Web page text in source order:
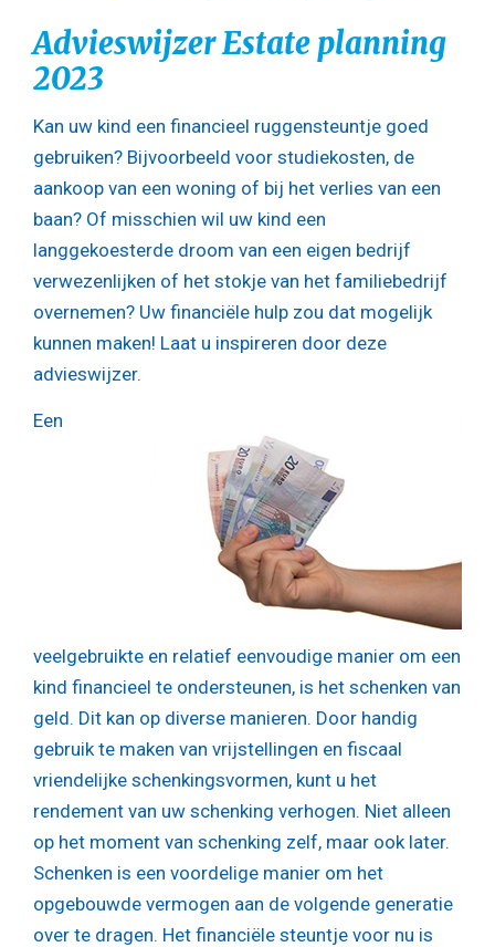
Advieswijzer Estate planning
2023
Kan uw kind een financieel ruggensteuntje goed
gebruiken? Bijvoorbeeld voor studiekosten, de
aankoop van een woning of bij het verlies van een
baan? Of misschien wil uw kind een
langgekoesterde droom van een eigen bedrijf
verwezenlijken of het stokje van het familiebedrijf
overnemen? Uw financiële hulp zou dat mogelijk
kunnen maken! Laat u inspireren door deze
advieswijzer.
Een
veelgebruikte en relatief eenvoudige manier om een
kind financieel te ondersteunen, is het schenken van
geld. Dit kan op diverse manieren. Door handig
gebruik te maken van vrijstellingen en fiscaal
vriendelijke schenkingsvormen, kunt u het
rendement van uw schenking verhogen. Niet alleen
op het moment van schenking zelf, maar ook later.
Schenken is een voordelige manier om het
opgebouwde vermogen aan de volgende generatie
over te dragen. Het financiële steuntje voor nu is